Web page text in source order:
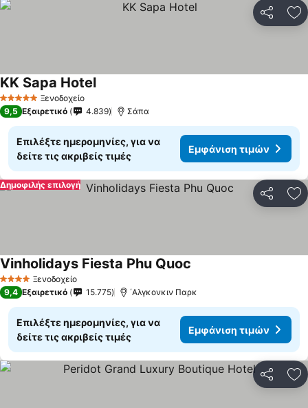
5 Αστέρια Ξενοδοχείο
KK Sapa Hotel
9,5 Εξαιρετικό 4.839 Σάπα
Επιλέξτε ημερομηνίες, για να
δείτε τις ακριβείς τιμές
Εμφάνιση τιμών
Δημοφιλής επιλογή
4 ΑστέριαΞενοδοχείο
Vinholidays Fiesta Phu Quoc
9,4 Εξαιρετικό 15.775 ΄Αλγκονκιν Παρκ
Επιλέξτε ημερομηνίες, για να
δείτε τις ακριβείς τιμές
Εμφάνιση τιμών